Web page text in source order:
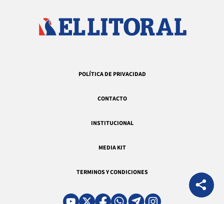
POLÍTICA DE PRIVACIDAD
CONTACTO
INSTITUCIONAL
MEDIA KIT
TERMINOS Y CONDICIONES